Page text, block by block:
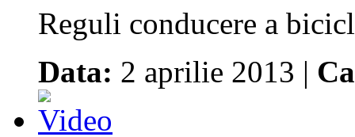
Reguli conducere a
Data: 2 aprilie 2013 |